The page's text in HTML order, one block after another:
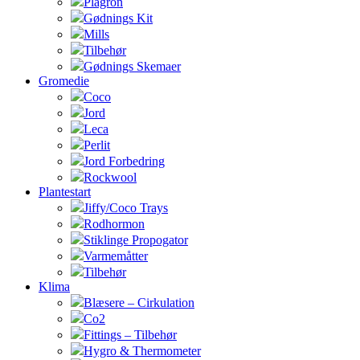
Gødnings Kit
Mills
Tilbehør
Gødnings Skemaer
Gromedie
Coco
Jord
Leca
Perlit
Jord Forbedring
Rockwool
Plantestart
Jiffy/Coco Trays
Rodhormon
Stiklinge Propogator
Varmemåtter
Tilbehør
Klima
Blæsere – Cirkulation
Co2
Fittings – Tilbehør
Hygro & Thermometer